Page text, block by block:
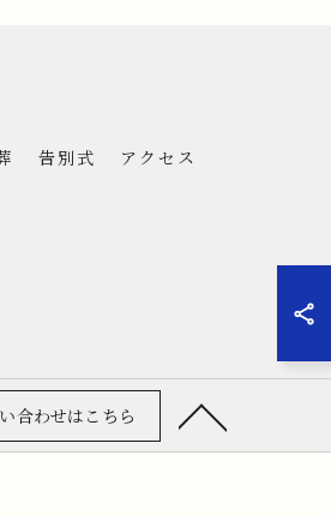
合わせはこちら
告別式
アクセス